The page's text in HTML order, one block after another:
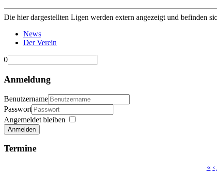
Die hier dargestellten Ligen werden extern angezeigt und befinden
News
Der Verein
0
Anmeldung
Benutzername
Passwort
Angemeldet bleiben
Anmelden
Termine
« ‹